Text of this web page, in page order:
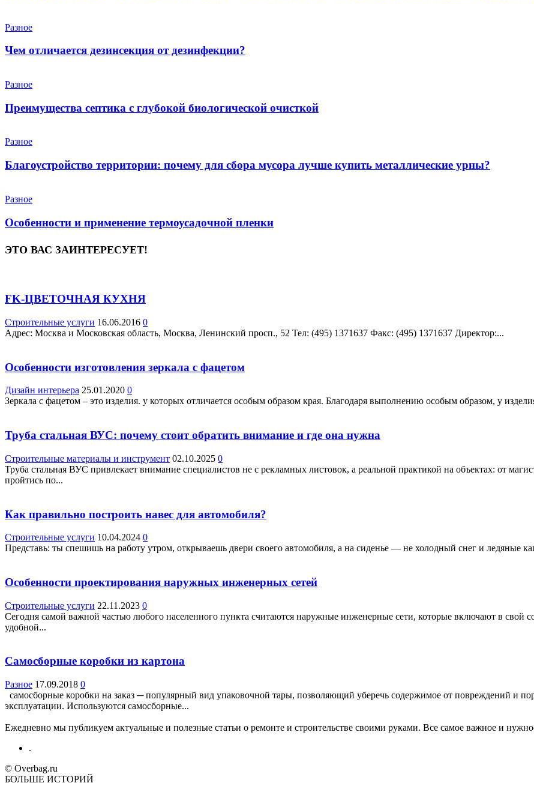
Разное
Чем отличается дезинсекция от дезинфекции?
Разное
Преимущества септика с глубокой биологической очисткой
Разное
Благоустройство территории: почему для сбора мусора лучше купить металлические урны?
Разное
Особенности и применение термоусадочной пленки
ЭТО ВАС ЗАИНТЕРЕСУЕТ!
FK-ЦВЕТОЧНАЯ КУХНЯ
Строительные услуги 16.06.2016 0
Адрес: Москва и Московская область, Москва, Ленинский просп., 52 Teл: (495) 1371637 Факс: (495) 1371637 Директор:...
Особенности изготовления зеркала с фацетом
Дизайн интерьера 25.01.2020 0
Зеркала с фацетом – это изделия. у которых отличается особым образом края. Благодаря выполнению особым образом, у
Труба стальная ВУС: почему стоит обратить внимание и где она нужна
Строительные материалы и инструмент 02.10.2025 0
Труба стальная ВУС привлекает внимание специалистов не с рекламных листовок, а реальной практикой на объектах: от
пройтись по...
Как правильно построить навес для автомобиля?
Строительные услуги 10.04.2024 0
Представь: ты спешишь на работу утром, открываешь двери своего автомобиля, а на сиденье — не холодный снег и ледяные
Особенности проектирования наружных инженерных сетей
Строительные услуги 22.11.2023 0
Сегодня самой важной частью любого населенного пункта считаются наружные инженерные сети, которые включают в свой
удобной...
Самосборные коробки из картона
Разное 17.09.2018 0
самосборные коробки на заказ ─ популярный вид упаковочной тары, позволяющий уберечь содержимое от повреждений и
эксплуатации. Используются самосборные...
Ежедневно мы публикуем актуальные и полезные статьи о ремонте и строительстве своими руками. Все самое важное и
.
© Overbag.ru
БОЛЬШЕ ИСТОРИЙ